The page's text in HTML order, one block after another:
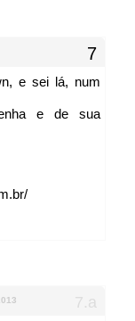
e sei lá, num
e de sua